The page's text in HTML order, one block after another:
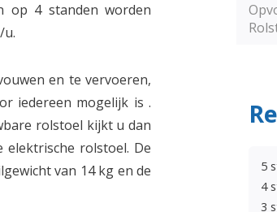
op 4 standen worden
u.
en te vervoeren,
iedereen mogelijk is .
rolstoel kijkt u dan
elektrische rolstoel. De
van 14 kg en de
5
4
3